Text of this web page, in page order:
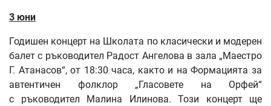
3 юни
Годишен концерт на Школата по класически и модерен
балет с ръководител Радост Ангелова в зала „Маестро
Г. Атанасов“, от 18:30 часа, както и на Формацията за
автентичен фолклор „Гласовете на Орфей“
с ръководител Малина Илинова. Този концерт ще